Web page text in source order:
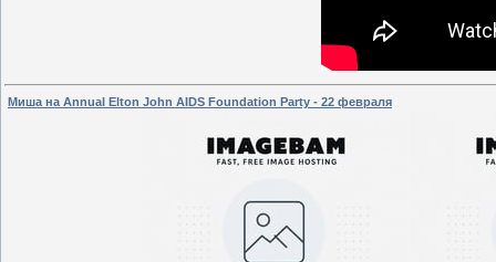
Миша на Annual Elton John AIDS Foundation Party - 22 февраля